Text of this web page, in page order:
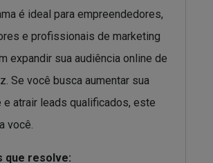
é ideal para empreendedores,
e profissionais de marketing
expandir sua audiência online de
Se você busca aumentar sua
atrair leads qualificados, este
você.
que resolve: